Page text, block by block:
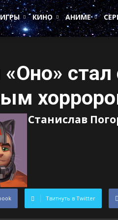
ИГРЫ
КИНО АНИМЕ
Станислав
Твитнуть в Twitter